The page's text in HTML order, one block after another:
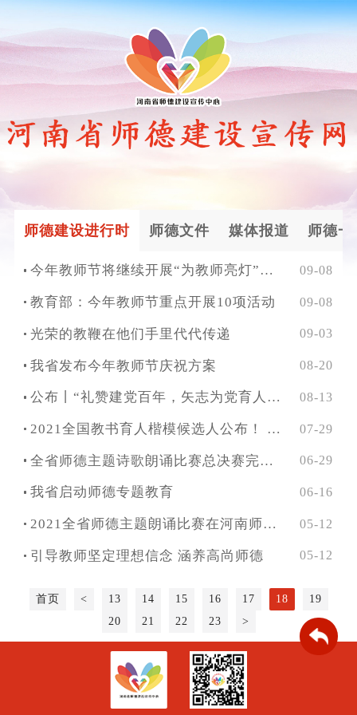
师德建设进行时 师德文件 媒体报道 师德一
今年教师节将继续开展“为教师亮灯”等公益活动 09-08
教育部：今年教师节重点开展10项活动 09-08
光荣的教鞭在他们手里代代传递 09-03
我省发布今年教师节庆祝方案 08-20
公布丨“礼赞建党百年，矢志为党育人” 诗歌朗诵比赛、师德教育主题征文和师德师风优秀案例评选结果 08-13
2021全国教书育人楷模候选人公布！ 我省董晶晶、郭文艳入选 07-29
全省师德主题诗歌朗诵比赛总决赛完美收官 06-29
我省启动师德专题教育 06-16
2021全省师德主题朗诵比赛在河南师范大学成功举行 05-12
引导教师坚定理想信念 涵养高尚师德 05-12
首页 < 13 14 15 16 17 18
19
20
21 22 23 >